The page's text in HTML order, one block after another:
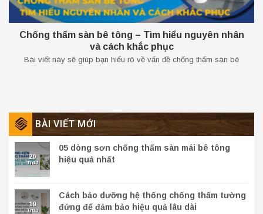
Chống thấm sàn bê tông – Tìm hiểu nguyên nhân
và cách khắc phục
Bài viết này sẽ giúp bạn hiểu rõ về vấn đề chống thấm sàn bê
BÀI VIẾT MỚI
20
Th10
05 dòng sơn chống thấm sàn mái bê tông
hiệu quả nhất
19
Th10
Cách bảo dưỡng hệ thống chống thấm tường
đứng để đảm bảo hiệu quả lâu dài